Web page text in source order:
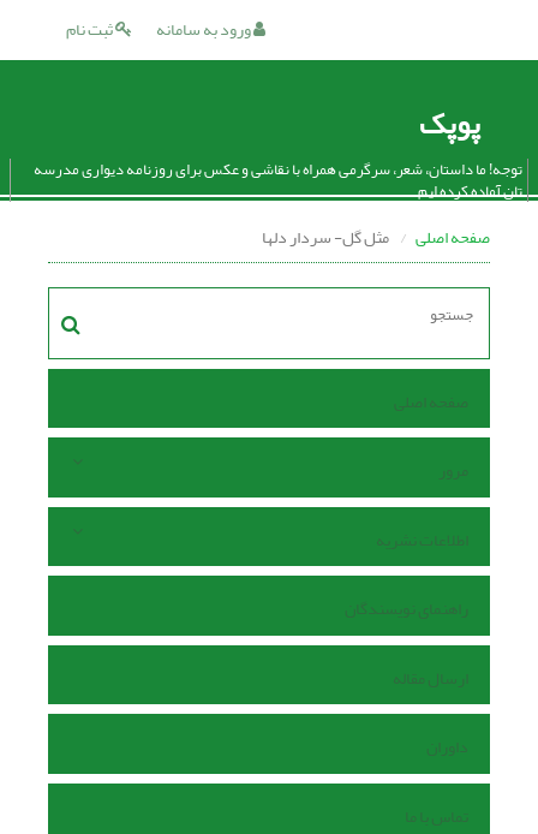
ثبت نام ورود به سامانه
پوپک
توجه! ما داستان، شعر، سرگرمی همراه با نقاشی و عکس برای روزنامه دیواری مدرسه
تان آماده کرده ایم.
صفحه اصلی مثل گل- سردار دلها
صفحه اصلی
مرور
اطلاعات نشریه
راهنمای نویسندگان
ارسال مقاله
داوران
تماس با ما